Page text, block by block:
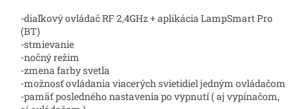
-diaľkový ovládač RF 2,4GHz + aplikácia LampSmart Pro
(BT)
-stmievanie
-nočný režim
-zmena farby svetla
-možnosť ovládania viacerých svietidiel jedným ovládačom
-pamäť posledného nastavenia po vypnutí ( aj vypínačom,